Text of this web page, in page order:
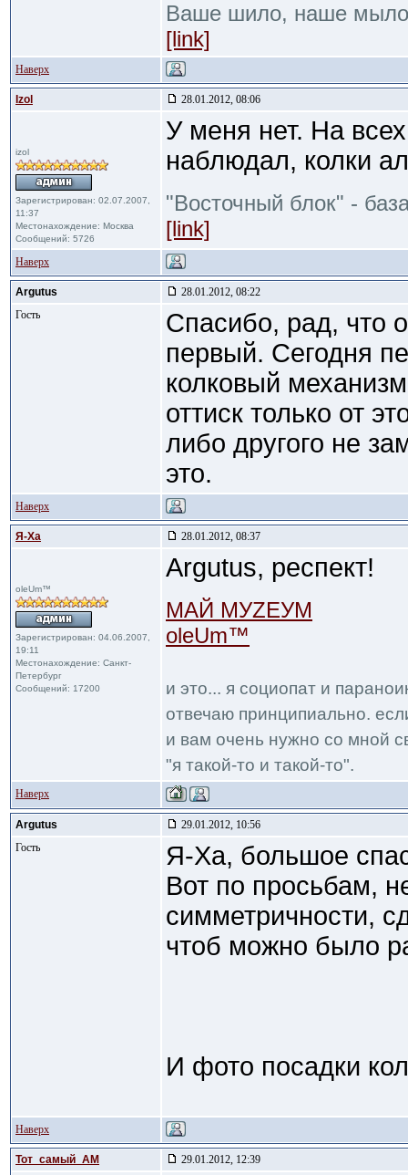
Ваше шило, наше
[link]
Наверх
Izol 28.01.2012, 08:06
izol
Зарегистрирован: 02.07.2007,
11:37
Местонахождение: Москва
Сообщений: 5726
У меня нет. На
наблюдал, колки
"Восточный блок" -
[link]
Наверх
Argutus
28.01.2012, 08:22
Гость
Спасибо, рад, что
первый. Сегодня
колковый
оттиск только от
либо другого не
это.
Наверх
Я-Ха 28.01.2012, 08:37
oleUm™
Зарегистрирован: 04.06.2007,
19:11
Местонахождение: Санкт-
Петербург
Сообщений: 17200
Argutus, респект!
МАЙ МУZЕУМ
oleUm™
и это... я социопат и
отвечаю принципиально.
и вам очень нужно со мной
"я такой-то и такой-то".
Наверх
Argutus
29.01.2012, 10:56
Гость
Я-Ха, большое
Вот по просьбам,
симметричности,
чтоб можно было
И фото посадки
Наверх
Тот_самый_АМ 29.01.2012, 12:39